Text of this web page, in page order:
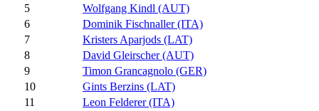
5
Wolfgang Kindl (AUT)
6
Dominik Fischnaller (ITA)
7
Kristers Aparjods (LAT)
8
David Gleirscher (AUT)
9
Timon Grancagnolo (GER)
10
Gints Berzins (LAT)
11
Leon Felderer (ITA)